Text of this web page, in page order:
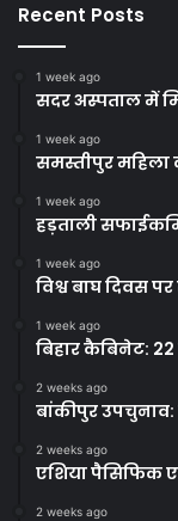
Recent Posts
1 week ago
सदर अस्पताल में
1 week ago
समस्तीपुर महिला
1 week ago
हड़ताली
1 week ago
विश्व बाघ दिवस
1 week ago
बिहार कैबिनेट:
2 weeks ago
बांकीपुर उपचुनाव:
2 weeks ago
एशिया पैसिफिक
2 weeks ago